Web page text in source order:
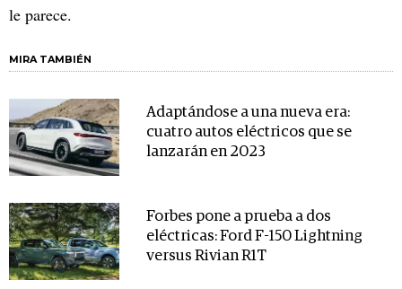
le parece.
MIRA TAMBIÉN
Adaptándose a una nueva era:
cuatro autos eléctricos que se
lanzarán en 2023
Forbes pone a prueba a dos
eléctricas: Ford F-150 Lightning
versus Rivian R1T